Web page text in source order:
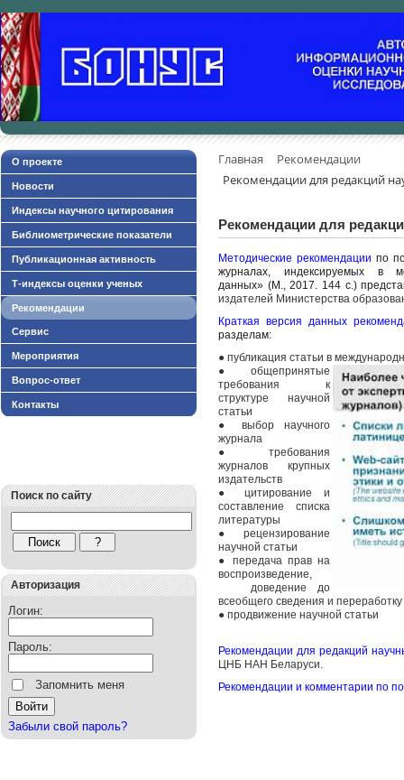
О проекте
Новости
Индексы научного цитирования
Библиометрические показатели
Публикационная активность
Т-индексы оценки ученых
Рекомендации
Сервис
Мероприятия
Вопрос-ответ
Контакты
Поиск по сайту
Авторизация
Логин:
Пароль:
Запомнить меня
Забыли свой пароль?
Главная
Рекомендации
Рекомендации для редакций
Рекомендации для
Методические рекомендации по
журналах, индексируемых в
данных» (М., 2017. 144 с.)
издателей Министерства
Краткая версия данных
разделам:
● публикация статьи в
● общепринятые
требования к
структуре научной
статьи
● выбор научного
журнала
● требования
журналов крупных
издательств
● цитирование и
составление списка
литературы
● рецензирование
научной статьи
● передача прав на
воспроизведение,
доведение до
всеобщего сведения и переработку
● продвижение научной статьи
Рекомендации для редакций
ЦНБ НАН Беларуси.
Рекомендации и комментарии по